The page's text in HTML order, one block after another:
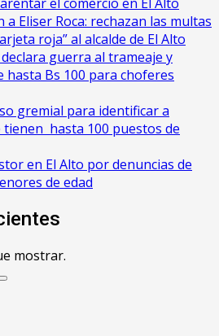
Eliser Roca: rechazan las multas
roja” al alcalde de El Alto
guerra al trameaje y
hasta Bs 100 para choferes
gremial para identificar a
tienen hasta 100 puestos de
en El Alto por denuncias de
de edad
mostrar.
Search